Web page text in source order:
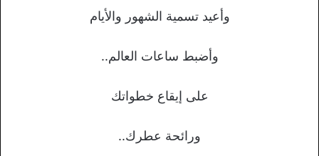
وأعيد تسمية الشهور والأيام
وأضبط ساعات العالم..
على إيقاع خطواتك
ورائحة عطرك..